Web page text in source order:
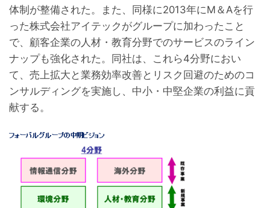
体制が整備された。また、同様に2013年にM＆Aを行
った株式会社アイテックがグループに加わったこと
で、顧客企業の人材・教育分野でのサービスのライン
ナップも強化された。同社は、これら4分野におい
て、売上拡大と業務効率改善とリスク回避のためのコ
ンサルディングを実施し、中小・中堅企業の利益に貢
献する。